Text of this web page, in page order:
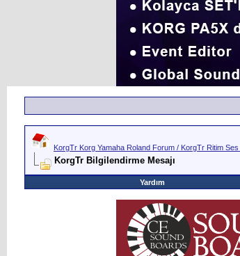
KorgTr Korg Yamaha Roland Forum / KorgTr Ritim Ses
KorgTr Bilgilendirme Mesajı
Yardım